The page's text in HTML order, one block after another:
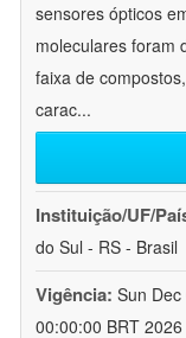
sensores ópticos
moleculares foram
faixa de
carac...
Instituição/UF/
do Sul - RS - Brasil
Vigência: Sun
00:00:00 BRT 2026